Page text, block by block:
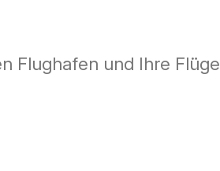
Flughafen und Ihre Flüge